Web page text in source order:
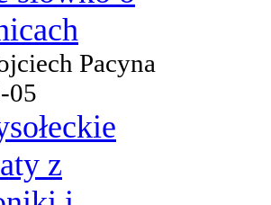
Pacyna
05
z